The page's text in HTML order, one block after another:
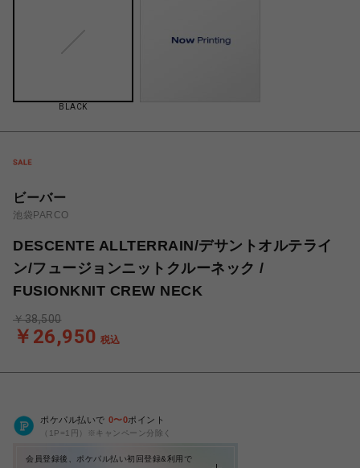
BLACK
ビーバー
池袋PARCO
DESCENTE ALLTERRAIN/デサントオルテライ
ン/フュージョンニットクルーネック /
FUSIONKNIT CREW NECK
￥26,950 税込
￥38,500
ポケパル払いで 0〜0ポイント
（1P=1円）※キャンペーン分除く
会員登録後、ポケパル払い初回登録&利用で